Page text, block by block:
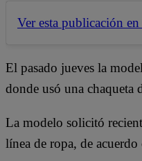
Ver esta publicación
El pasado jueves la
donde usó una chaqueta
La modelo solicitó
línea de ropa, de